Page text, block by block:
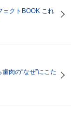
ェクトBOOK これ
肉の“なぜ”にこた